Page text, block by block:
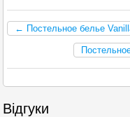
← Постельное белье
Відгуки